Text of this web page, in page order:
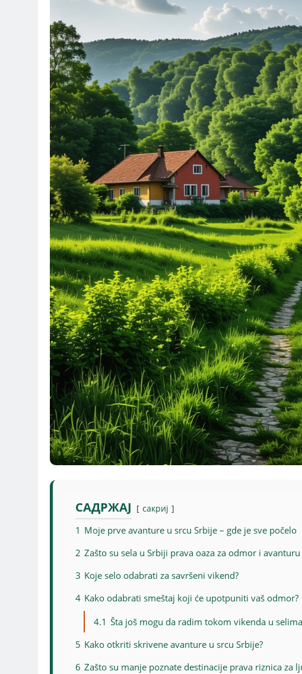
САДРЖАЈ сакриј
1 Moje prve avanture u srcu Srbije – gde je sve počelo
2 Zašto su sela u Srbiji prava oaza za odmor i avanturu
3 Koje selo odabrati za savršeni vikend?
4 Kako odabrati smeštaj koji će upotpuniti vaš odmor?
4.1 Šta još mogu da radim tokom vikenda u
5 Kako otkriti skrivene avanture u srcu Srbije?
6 Zašto su manje poznate destinacije prava riznica za